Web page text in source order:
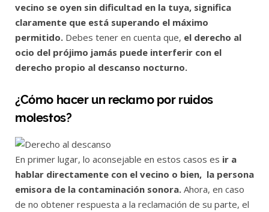
vecino se oyen sin dificultad en la tuya, significa
claramente que está superando el máximo
permitido. Debes tener en cuenta que, el derecho al
ocio del prójimo jamás puede interferir con el
derecho propio al descanso nocturno.
¿Cómo hacer un reclamo por ruidos
molestos?
En primer lugar, lo aconsejable en estos casos es ir a
hablar directamente con el vecino o bien, la persona
emisora de la contaminación sonora. Ahora, en caso
de no obtener respuesta a la reclamación de su parte, el